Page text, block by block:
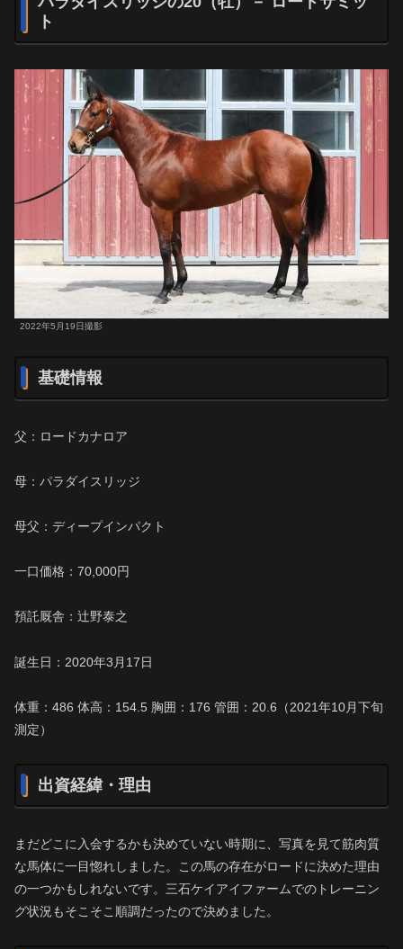
ト
2022年5月19日撮影
基礎情報
父：ロードカナロア
母：パラダイスリッジ
母父：ディープインパクト
一口価格：70,000円
預託厩舎：辻野泰之
誕生日：2020年3月17日
体重：486 体高：154.5 胸囲：176 管囲：20.6（2021年10月下旬
測定）
出資経緯・理由
まだどこに入会するかも決めていない時期に、写真を見て筋肉質
な馬体に一目惚れしました。この馬の存在がロードに決めた理由
の一つかもしれないです。三石ケイアイファームでのトレーニン
グ状況もそこそこ順調だったので決めました。